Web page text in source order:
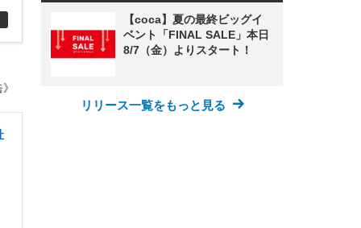
【coca】夏の最終ビッグイ
ベント「FINAL SALE」本日
8/7（金）よりスタート！
リリース一覧をもっと見る